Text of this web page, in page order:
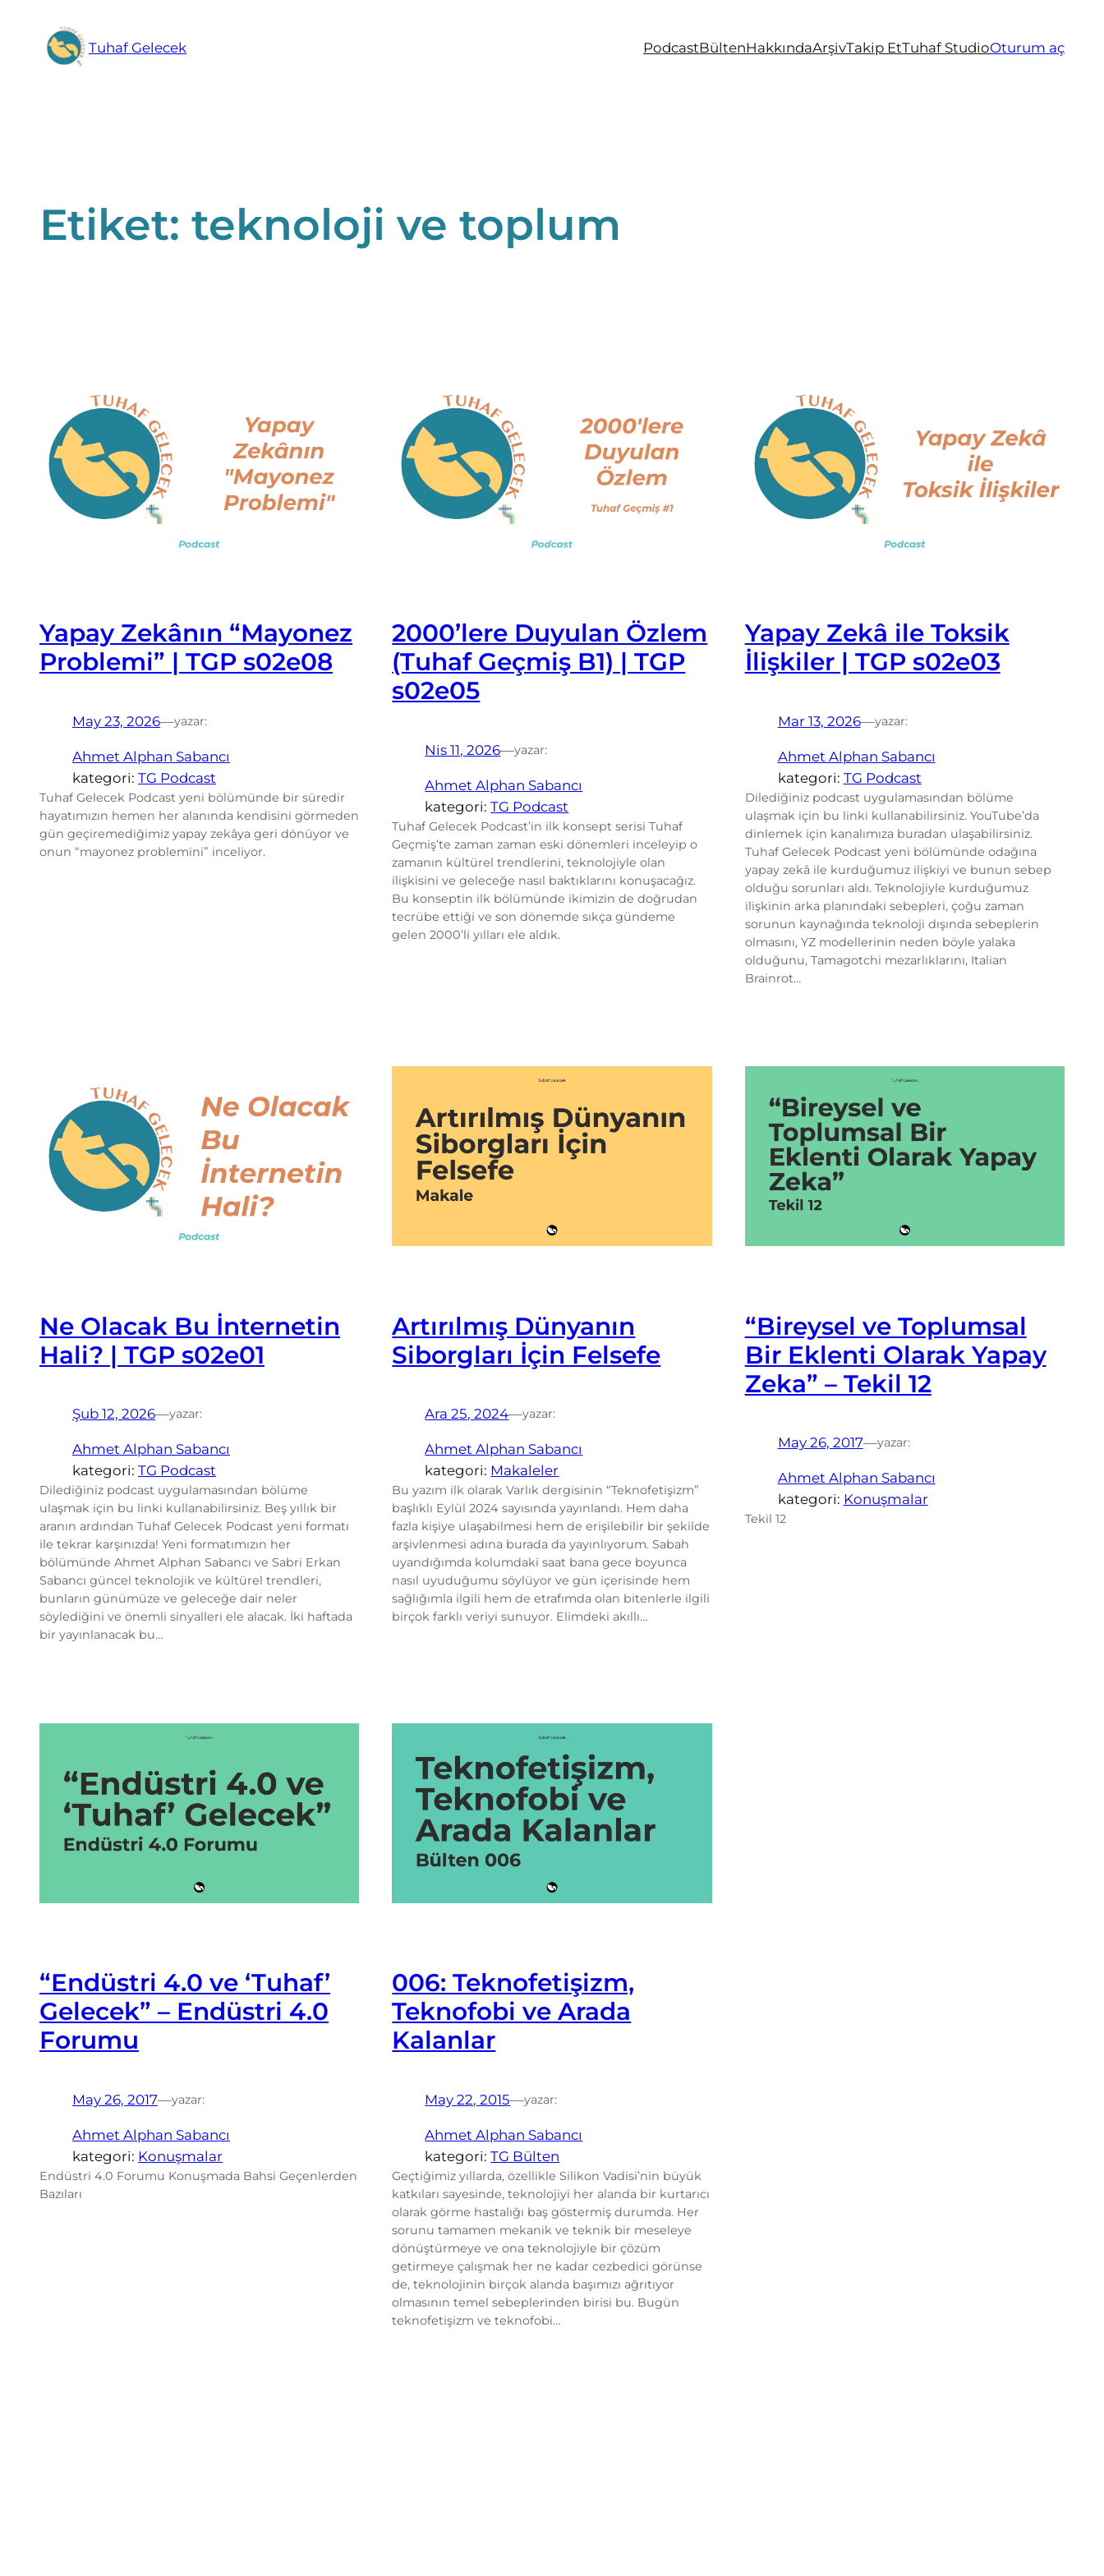
Tuhaf Gelecek PodcastBültenHakkındaArşivTakip EtTuhaf StudioOturum aç
Etiket: teknoloji ve toplum
Yapay Zekânın “Mayonez
Problemi” | TGP s02e08
May 23, 2026—yazar:
Ahmet Alphan Sabancı
kategori: TG Podcast
Tuhaf Gelecek Podcast yeni bölümünde bir süredir
hayatımızın hemen her alanında kendisini görmeden
gün geçiremediğimiz yapay zekâya geri dönüyor ve
onun “mayonez problemini” inceliyor.
2000’lere Duyulan Özlem
(Tuhaf Geçmiş B1) | TGP
s02e05
Nis 11, 2026—yazar:
Ahmet Alphan Sabancı
kategori:TG Podcast
Tuhaf Gelecek Podcast’in ilk konsept serisi Tuhaf
Geçmiş’te zaman zaman eski dönemleri inceleyip o
zamanın kültürel trendlerini, teknolojiyle olan
ilişkisini ve geleceğe nasıl baktıklarını konuşacağız.
Bu konseptin ilk bölümünde ikimizin de doğrudan
tecrübe ettiği ve son dönemde sıkça gündeme
gelen 2000’li yılları ele aldık.
Yapay Zekâ ile Toksik
İlişkiler | TGP s02e03
Mar 13, 2026—yazar:
Ahmet Alphan Sabancı
kategori: TG Podcast
Dilediğiniz podcast uygulamasından bölüme
ulaşmak için bu linki kullanabilirsiniz. YouTube’da
dinlemek için kanalımıza buradan ulaşabilirsiniz.
Tuhaf Gelecek Podcast yeni bölümünde odağına
yapay zekâ ile kurduğumuz ilişkiyi ve bunun sebep
olduğu sorunları aldı. Teknolojiyle kurduğumuz
ilişkinin arka planındaki sebepleri, çoğu zaman
sorunun kaynağında teknoloji dışında sebeplerin
olmasını, YZ modellerinin neden böyle yalaka
olduğunu, Tamagotchi mezarlıklarını, Italian
Brainrot…
Ne Olacak Bu İnternetin
Hali? | TGP s02e01
Şub 12, 2026—yazar:
Ahmet Alphan Sabancı
kategori: TG Podcast
Dilediğiniz podcast uygulamasından bölüme
ulaşmak için bu linki kullanabilirsiniz. Beş yıllık bir
aranın ardından Tuhaf Gelecek Podcast yeni formatı
ile tekrar karşınızda! Yeni formatımızın her
bölümünde Ahmet Alphan Sabancı ve Sabri Erkan
Sabancı güncel teknolojik ve kültürel trendleri,
bunların günümüze ve geleceğe dair neler
söylediğini ve önemli sinyalleri ele alacak. İki haftada
bir yayınlanacak bu…
Artırılmış Dünyanın
Siborgları İçin Felsefe
Ara 25, 2024—yazar:
Ahmet Alphan Sabancı
kategori: Makaleler
Bu yazım ilk olarak Varlık dergisinin “Teknofetişizm”
başlıklı Eylül 2024 sayısında yayınlandı. Hem daha
fazla kişiye ulaşabilmesi hem de erişilebilir bir şekilde
arşivlenmesi adına burada da yayınlıyorum. Sabah
uyandığımda kolumdaki saat bana gece boyunca
nasıl uyuduğumu söylüyor ve gün içerisinde hem
sağlığımla ilgili hem de etrafımda olan bitenlerle ilgili
birçok farklı veriyi sunuyor. Elimdeki akıllı…
“Bireysel ve Toplumsal
Bir Eklenti Olarak Yapay
Zeka” – Tekil 12
May 26, 2017—yazar:
Ahmet Alphan Sabancı
kategori: Konuşmalar
Tekil 12
“Endüstri 4.0 ve ‘Tuhaf’
Gelecek” – Endüstri 4.0
Forumu
May 26, 2017—yazar:
Ahmet Alphan Sabancı
kategori: Konuşmalar
Endüstri 4.0 Forumu Konuşmada Bahsi Geçenlerden
Bazıları
006: Teknofetişizm,
Teknofobi ve Arada
Kalanlar
May 22, 2015—yazar:
Ahmet Alphan Sabancı
kategori:TG Bülten
Geçtiğimiz yıllarda, özellikle Silikon Vadisi’nin büyük
katkıları sayesinde, teknolojiyi her alanda bir kurtarıcı
olarak görme hastalığı baş göstermiş durumda. Her
sorunu tamamen mekanik ve teknik bir meseleye
dönüştürmeye ve ona teknolojiyle bir çözüm
getirmeye çalışmak her ne kadar cezbedici görünse
de, teknolojinin birçok alanda başımızı ağrıtıyor
olmasının temel sebeplerinden birisi bu. Bugün
teknofetişizm ve teknofobi…